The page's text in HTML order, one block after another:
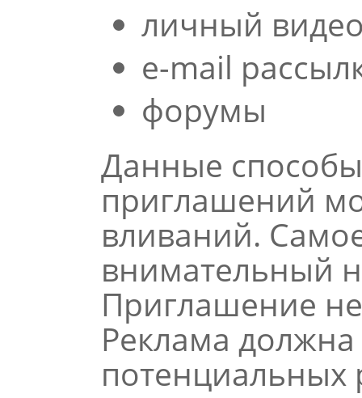
личный
e-mail
форумы
Данные
приглашений
вливаний.
внимательный
Приглашение
Реклама должна
потенциальных